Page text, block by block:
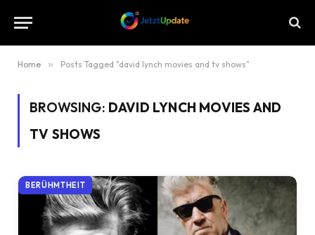
Home » Posts Tagged "david lynch movies and tv shows"
BROWSING: DAVID LYNCH MOVIES AND
TV SHOWS
BERÜHMTHEIT